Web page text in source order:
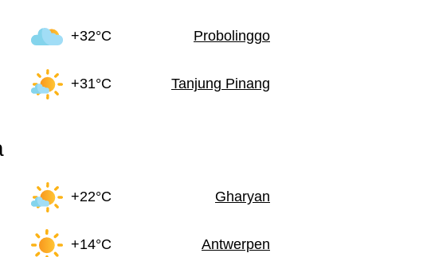
+32°C Probolinggo
+31°C Tanjung Pinang
+22°C Gharyan
+14°C Antwerpen